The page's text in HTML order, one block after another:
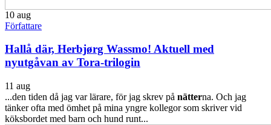
10 aug
Författare
Hallå där, Herbjørg Wassmo! Aktuell med
nyutgåvan av Tora-trilogin
11 aug
...den tiden då jag var lärare, för jag skrev på nätterna. Och jag
tänker ofta med ömhet på mina yngre kollegor som skriver vid
köksbordet med barn och hund runt...